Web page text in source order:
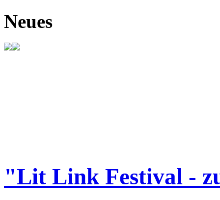
Neues
"Lit Link Festival -